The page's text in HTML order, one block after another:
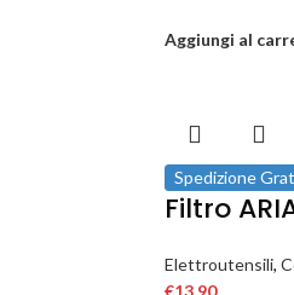
Aggiungi al
Spedizione
Filtro
Elettroutensili,
€13.90